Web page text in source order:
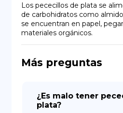
ES
EN
Copiright ©
Los pececillos de plata se
de carbohidratos como
se encuentran en papel,
materiales orgánicos.
Más preguntas
¿Es malo tener
plata?